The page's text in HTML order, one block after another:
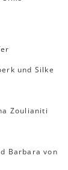
und Silke
Zoulianiti
Barbara von